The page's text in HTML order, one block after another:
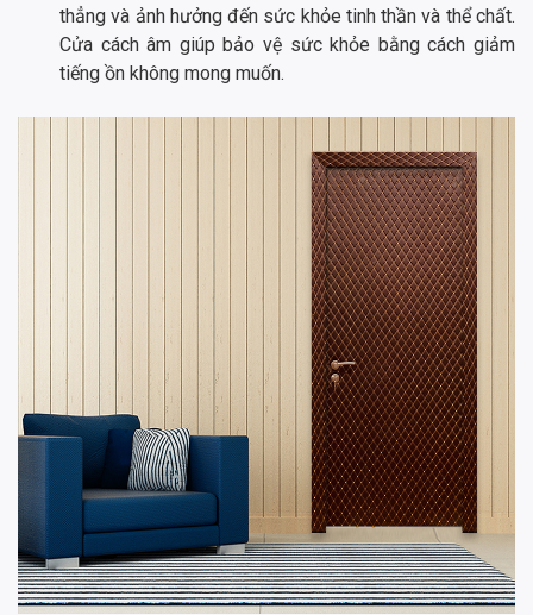
thẳng và ảnh hưởng đến sức khỏe tinh thần và thể chất.
Cửa cách âm giúp bảo vệ sức khỏe bằng cách giảm
tiếng ồn không mong muốn.